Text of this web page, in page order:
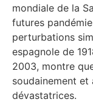
mondiale de la
futures
perturbations
espagnole de
2003, montre
soudainement et
dévastatrices.